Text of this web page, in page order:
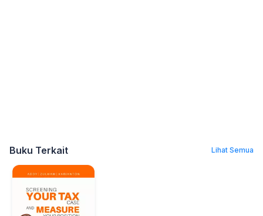
Buku Terkait Lihat Semua